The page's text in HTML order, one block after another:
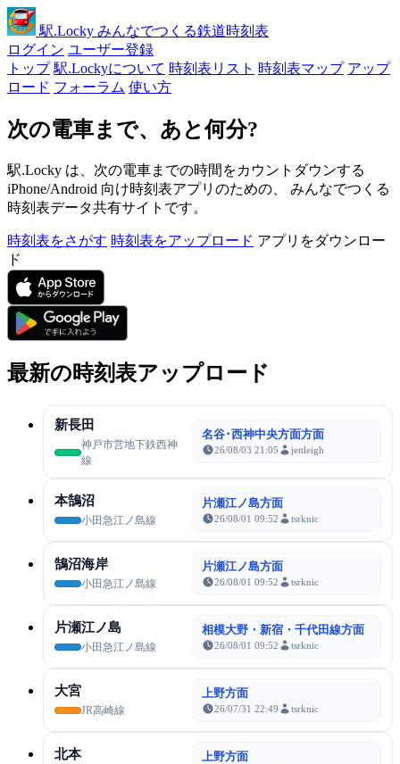
駅.Locky みんなでつくる鉄道時刻表
ログイン ユーザー登録
トップ 駅.Lockyについて 時刻表リスト 時刻表マップ アップ
ロード フォーラム 使い方
次の電車まで、あと何分?
駅.Locky は、次の電車までの時間をカウントダウンする
iPhone/Android 向け時刻表アプリのための、 みんなでつくる
時刻表データ共有サイトです。
時刻表をさがす 時刻表をアップロード アプリをダウンロー
ド
最新の時刻表アップロード
新長田
神戸市営地下鉄西神
線
名谷･西神中央方面方面
26/08/03 21:05 jettleigh
本鵠沼
小田急江ノ島線
片瀬江ノ島方面
26/08/01 09:52 tsrknic
鵠沼海岸
小田急江ノ島線
片瀬江ノ島方面
26/08/01 09:52 tsrknic
片瀬江ノ島
小田急江ノ島線
相模大野・新宿・千代田線方面
26/08/01 09:52 tsrknic
大宮
JR高崎線
上野方面
26/07/31 22:49 tsrknic
北本 上野方面